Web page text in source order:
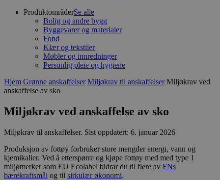
ProduktområderSe alle
Bolig og andre bygg
Byggevarer og materialer
Fond
Klær og tekstiler
Møbler og innredninger
Personlig pleie og hygiene
Hjem Grønne anskaffelser Miljøkrav til anskaffelser Miljøkrav ved
anskaffelse av sko
Miljøkrav ved anskaffelse av sko
Miljøkrav til anskaffelser. Sist oppdatert: 6. januar 2026
Produksjon av fottøy forbruker store mengder energi, vann og
kjemikalier. Ved å etterspørre og kjøpe fottøy med med type 1
miljømerker som EU Ecolabel bidrar du til flere av FNs
bærekraftsmål og til sirkulær økonomi.